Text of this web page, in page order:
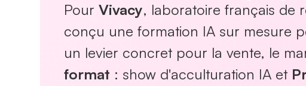
PourVivacy, laboratoire français de
conçu une formation IA sur mesure
un levier concret pour la vente, le
format : show d'acculturation IA et